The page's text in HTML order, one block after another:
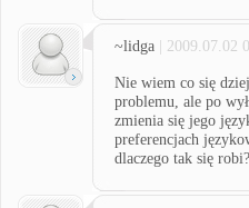
~lidga | 2009.07.02
Nie wiem co się
problemu, ale po
zmienia się jego
preferencjach
dlaczego tak się robi?